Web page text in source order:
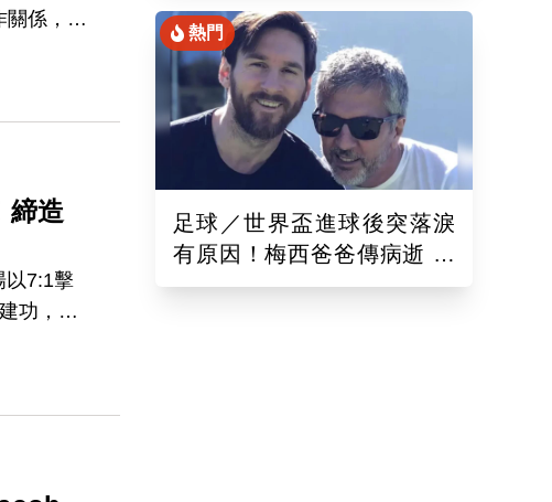
關係，而
締造
以7:1擊
功，他
熱門
足球／世界盃進球後突落淚
有原因！梅西爸爸傳病逝 為
人低調曾是「王牌經紀人」